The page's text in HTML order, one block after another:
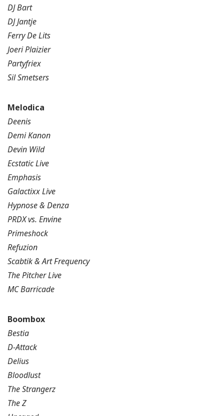
DJ Bart
DJ Jantje
Ferry De Lits
Joeri Plaizier
Partyfriex
Sil Smetsers
Melodica
Deenis
Demi Kanon
Devin Wild
Ecstatic Live
Emphasis
Galactixx Live
Hypnose & Denza
PRDX vs. Envine
Primeshock
Refuzion
Scabtik & Art Frequency
The Pitcher Live
MC Barricade
Boombox
Bestia
D-Attack
Delius
Bloodlust
The Strangerz
The Z